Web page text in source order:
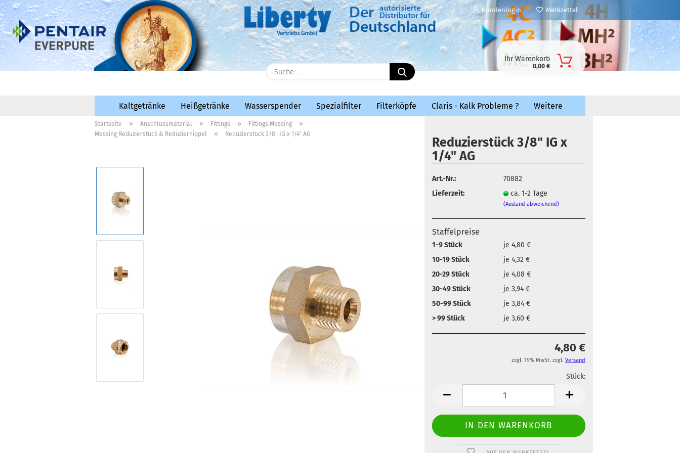
Kundenlogin
E-Mail
Merkzettel
Suche...
Ihr Warenkorb
0,00 €
Kaltgetränke Heißgetränke Wasserspender Spezialfilter Filterköpfe Claris - Kalk Probleme ? Weitere
Startseite » Anschlussmaterial » Fittings » Fittings Messing »
Messing Reduzierstück & Reduziernippel » Reduzierstück 3/8" IG x 1/4" AG
Reduzierstück 3/8" IG x
1/4" AG
Art.-Nr.:
70882
Lieferzeit:
ca. 1-2 Tage
(Ausland abweichend)
Staffelpreise
1-9 Stück
je 4,80 €
10-19 Stück
je 4,32 €
20-29 Stück
je 4,08 €
30-49 Stück
je 3,94 €
50-99 Stück
je 3,84 €
> 99 Stück
je 3,60 €
4,80 €
zzgl. 19% MwSt. zzgl. Versand
Stück: